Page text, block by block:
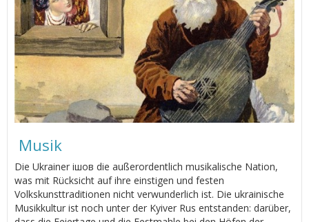
Musik
Die Ukrainer ішов die außerordentlich musikalische Nation,
was mit Rücksicht auf ihre einstigen und festen
Volkskunsttraditionen nicht verwunderlich ist. Die ukrainische
Musikkultur ist noch unter der Kyiver Rus entstanden: darüber,